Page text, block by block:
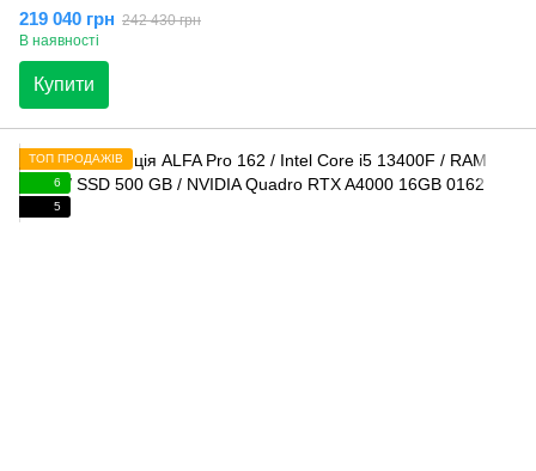
219 040 грн 242 430 грн
В наявності
Купити
ТОП ПРОДАЖІВ
6
5